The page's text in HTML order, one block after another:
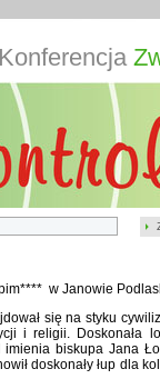
w Janowie
się na styku
i religii. Doskonała
biskupa Jana
doskonały łup dla